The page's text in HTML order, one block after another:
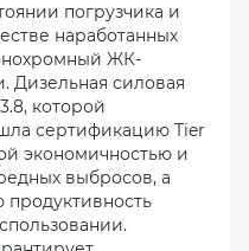
погрузчика и
наработанных
ЖК-
Дизельная силовая
которой
сертификацию Tier
экономичностью и
выбросов, а
продуктивность